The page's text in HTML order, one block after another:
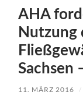
AHA
Nutzung
Sachsen
11. MÄRZ 2016 /